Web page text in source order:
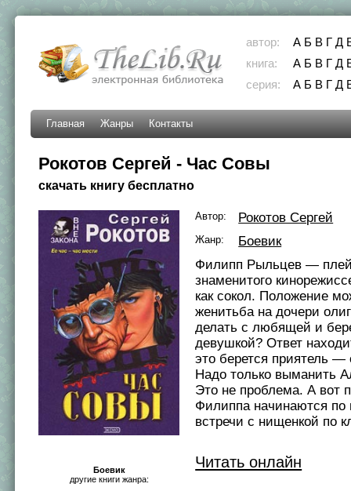
автор: А Б В Г Д
книга:
А Б В Г Д
серия:
А Б В Г Д
Главная Жанры Контакты
Рокотов Сергей - Час Совы
скачать книгу бесплатно
Боевик
другие книги жанра:
Автор: Рокотов Сергей
Жанр:
Боевик
Филипп Рыльцев —
знаменитого
как сокол. Положение
женитьба на дочери
делать с любящей и
девушкой? Ответ
это берется приятель —
Надо только выманить
Это не проблема. А вот
Филиппа начинаются по
встречи с нищенкой по
Читать онлайн